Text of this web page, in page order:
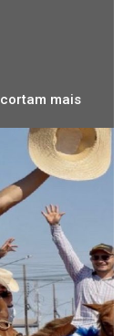
mais